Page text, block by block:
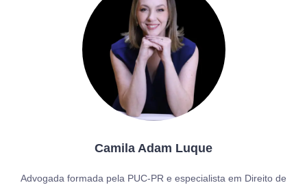
Camila Adam Luque
Advogada formada pela PUC-PR e especialista em Direito de